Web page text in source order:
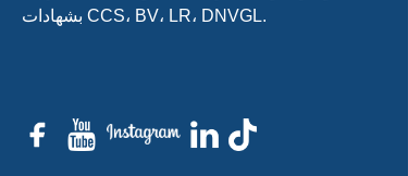
بشهادات CCS، BV، LR، DNVGL.